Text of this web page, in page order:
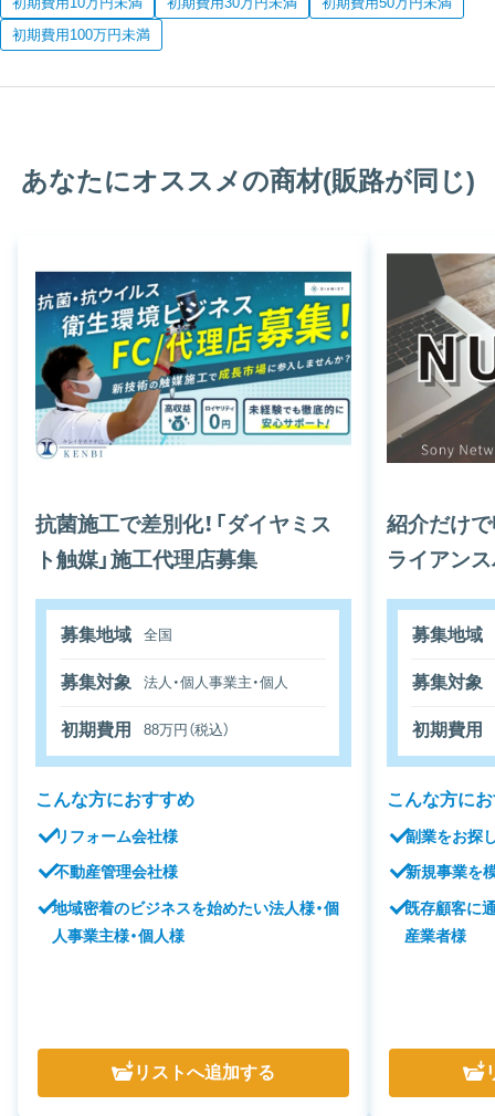
初期費用100万円未満
あなたにオススメの商材(販路が同じ)
抗菌施工で差別化！「ダイヤミス
ト触媒」施工代理店募集
募集地域 全国
募集対象 法人・個人事業主・個人
初期費用 88万円（税込）
こんな方におすすめ
リフォーム会社様
不動産管理会社様
地域密着のビジネスを始めたい法人様・個
人事業主様・個人様
リストへ追加する
紹介だけで
ライアン
募集地域
募集対象
初期費用
こんな方に
副業をお探
新規事業を
既存顧客に
産業者様